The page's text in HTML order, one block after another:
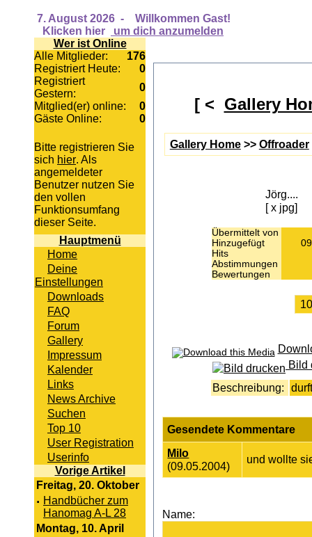
7. August 2026 -
Willkommen Gast!
Klicken hier
um dich anzumelden
Wer ist Online
Alle Mitglieder:
176
Registriert Heute:
0
Registriert
Gestern:
0
Mitglied(er) online:
0
Gäste Online:
0
Bitte registrieren Sie
sich hier. Als
angemeldeter
Benutzer nutzen Sie
den vollen
Funktionsumfang
dieser Seite.
Hauptmenü
Home
Deine
Einstellungen
Downloads
FAQ
Forum
Gallery
Impressum
Kalender
Links
News Archive
Suchen
Top 10
User Registration
Userinfo
Vorige Artikel
Freitag, 20. Oktober
· Handbücher zum
Hanomag A-L 28
Montag, 10. April
[ < Gallery
Gallery Home>> Offroader
Jörg....
[ x jpg]
Übermittelt von
Hinzugefügt
Hits
Abstimmungen
Bewertungen
Bild
Beschreibung:
Gesendete Kommentare
Milo
(09.05.2004)
und wollte
Name: